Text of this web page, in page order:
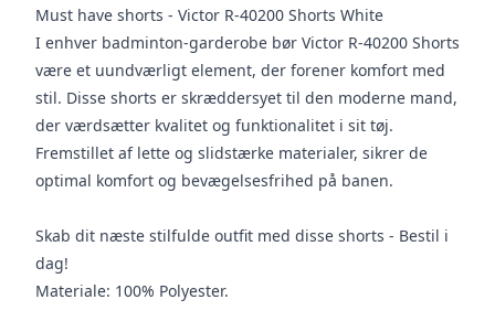
Must have shorts - Victor R-40200 Shorts White
I enhver badminton-garderobe bør Victor R-40200 Shorts
være et uundværligt element, der forener komfort med
stil. Disse shorts er skræddersyet til den moderne mand,
der værdsætter kvalitet og funktionalitet i sit tøj.
Fremstillet af lette og slidstærke materialer, sikrer de
optimal komfort og bevægelsesfrihed på banen.
Skab dit næste stilfulde outfit med disse shorts - Bestil i
dag!
Materiale: 100% Polyester.